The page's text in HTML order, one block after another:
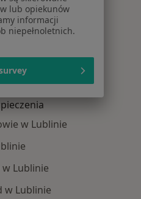
w Lublinie
Najczęście leczone
w Lublinie
w Lublinie
w Lublinie
lub opiekunów
informacji
niepełnoletnich.